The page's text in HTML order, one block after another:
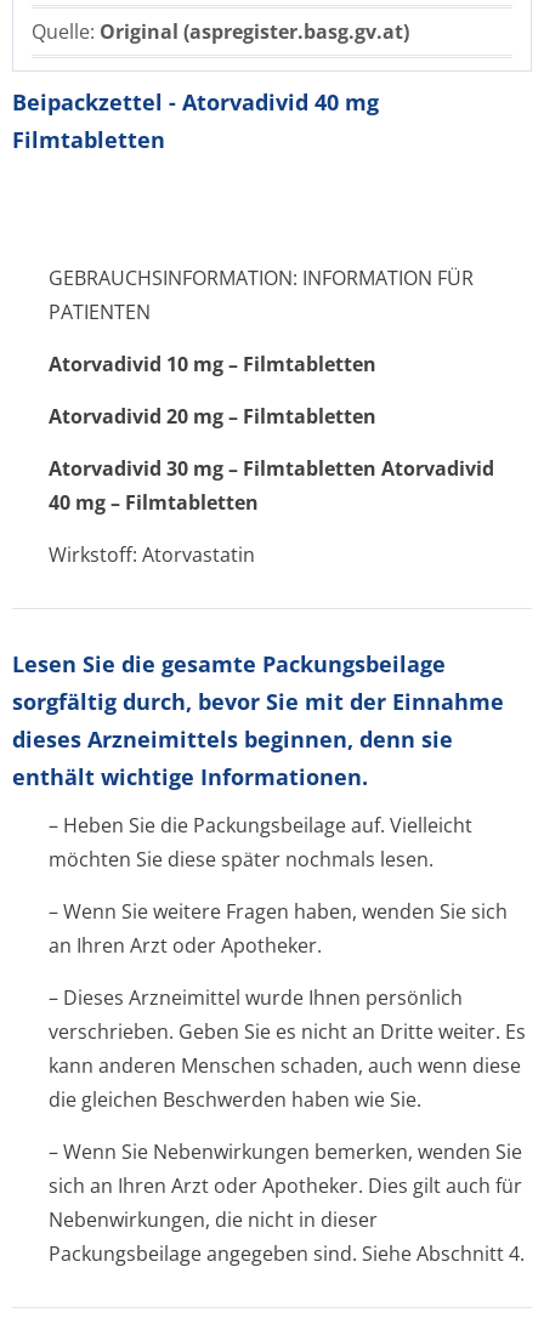
Quelle: Original (aspregister.basg.gv.at)
Beipackzettel - Atorvadivid 40 mg
Filmtabletten
GEBRAUCHSINFORMATION: INFORMATION FÜR
PATIENTEN
Atorvadivid 10 mg – Filmtabletten
Atorvadivid 20 mg – Filmtabletten
Atorvadivid 30 mg – Filmtabletten Atorvadivid
40 mg – Filmtabletten
Wirkstoff: Atorvastatin
Lesen Sie die gesamte Packungsbeilage
sorgfältig durch, bevor Sie mit der Einnahme
dieses Arzneimittels beginnen, denn sie
enthält wichtige Informationen.
– Heben Sie die Packungsbeilage auf. Vielleicht
möchten Sie diese später nochmals lesen.
– Wenn Sie weitere Fragen haben, wenden Sie sich
an Ihren Arzt oder Apotheker.
– Dieses Arzneimittel wurde Ihnen persönlich
verschrieben. Geben Sie es nicht an Dritte weiter. Es
kann anderen Menschen schaden, auch wenn diese
die gleichen Beschwerden haben wie Sie.
– Wenn Sie Nebenwirkungen bemerken, wenden Sie
sich an Ihren Arzt oder Apotheker. Dies gilt auch für
Nebenwirkungen, die nicht in dieser
Packungsbeilage angegeben sind. Siehe Abschnitt 4.